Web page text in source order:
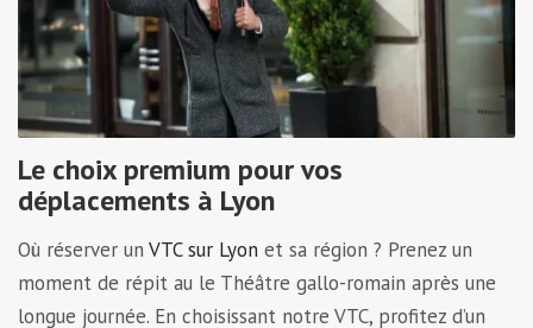
Le choix premium pour vos
déplacements à Lyon
Où réserver un VTC sur Lyon et sa région ? Prenez un
moment de répit au le Théâtre gallo-romain après une
longue journée. En choisissant notre VTC, profitez d’un